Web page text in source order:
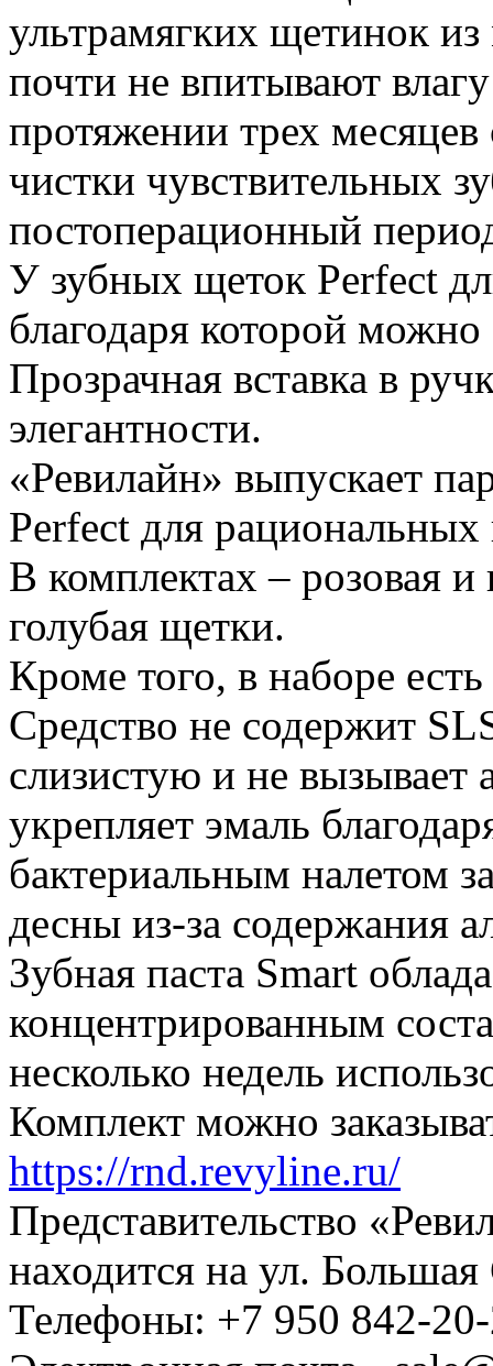
ультрамягких щетинок
почти не впитывают
протяжении трех
чистки чувствительных
постоперационный
У зубных щеток Perfect
благодаря которой
Прозрачная вставка в
элегантности.
«Ревилайн» выпускает
Perfect для
В комплектах – розовая и
голубая щетки.
Кроме того, в наборе
Средство не содержит
слизистую и не вызывает
укрепляет эмаль
бактериальным налетом
десны из-за содержания
Зубная паста Smart
концентрированным
несколько недель
Комплект можно
https://rnd.revyline.ru/
Представительство
находится на ул.
Телефоны: +7 950 842-